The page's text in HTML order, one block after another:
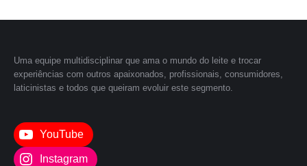
Uma equipe multidisciplinar que ama o mundo do leite e trocar
experiências com outros apaixonados, profissionais, consumidores,
laticinistas e todos que queiram evoluir este segmento.
YouTube
Instagram